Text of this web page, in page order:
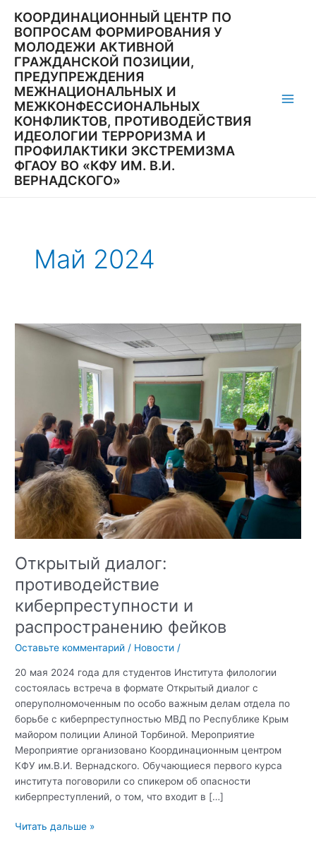
содержимому
КООРДИНАЦИОННЫЙ ЦЕНТР ПО
ВОПРОСАМ ФОРМИРОВАНИЯ У
МОЛОДЕЖИ АКТИВНОЙ
ГРАЖДАНСКОЙ ПОЗИЦИИ,
ПРЕДУПРЕЖДЕНИЯ
МЕЖНАЦИОНАЛЬНЫХ И
МЕЖКОНФЕССИОНАЛЬНЫХ
КОНФЛИКТОВ, ПРОТИВОДЕЙСТВИЯ
ИДЕОЛОГИИ ТЕРРОРИЗМА И
ПРОФИЛАКТИКИ ЭКСТРЕМИЗМА
ФГАОУ ВО «КФУ ИМ. В.И.
ВЕРНАДСКОГО»
Май 2024
Открытый диалог:
противодействие
киберпреступности и
распространению фейков
Оставьте комментарий / Новости /
20 мая 2024 года для студентов Института филологии
состоялась встреча в формате Открытый диалог с
оперуполномоченным по особо важным делам отдела по
борьбе с киберпреступностью МВД по Республике Крым
майором полиции Алиной Торбиной. Мероприятие
Мероприятие организовано Координационным центром
КФУ им.В.И. Вернадского. Обучающиеся первого курса
института поговорили со спикером об опасности
киберпреступлений, о том, что входит в […]
Открытый
Читать дальше »